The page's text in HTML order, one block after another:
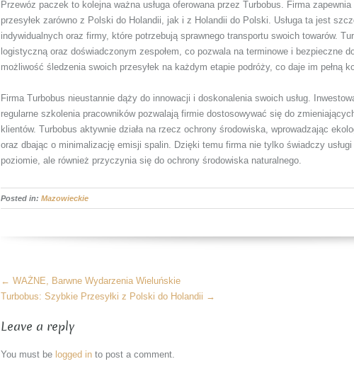
Przewóz paczek to kolejna ważna usługa oferowana przez Turbobus. Firma
przesyłek zarówno z Polski do Holandii, jak i z Holandii do Polski. Usługa ta jest
indywidualnych oraz firmy, które potrzebują sprawnego transportu swoich towarów.
logistyczną oraz doświadczonym zespołem, co pozwala na terminowe i bezpieczne
możliwość śledzenia swoich przesyłek na każdym etapie podróży, co daje im pełną
Firma Turbobus nieustannie dąży do innowacji i doskonalenia swoich usług.
regularne szkolenia pracowników pozwalają firmie dostosowywać się do
klientów. Turbobus aktywnie działa na rzecz ochrony środowiska, wprowadzając
oraz dbając o minimalizację emisji spalin. Dzięki temu firma nie tylko świadczy
poziomie, ale również przyczynia się do ochrony środowiska naturalnego.
Posted in:Mazowieckie
More
Articles
← WAŻNE, Barwne Wydarzenia Wieluńskie
Turbobus: Szybkie Przesyłki z Polski do Holandii →
Leave a reply
You must be logged in to post a comment.